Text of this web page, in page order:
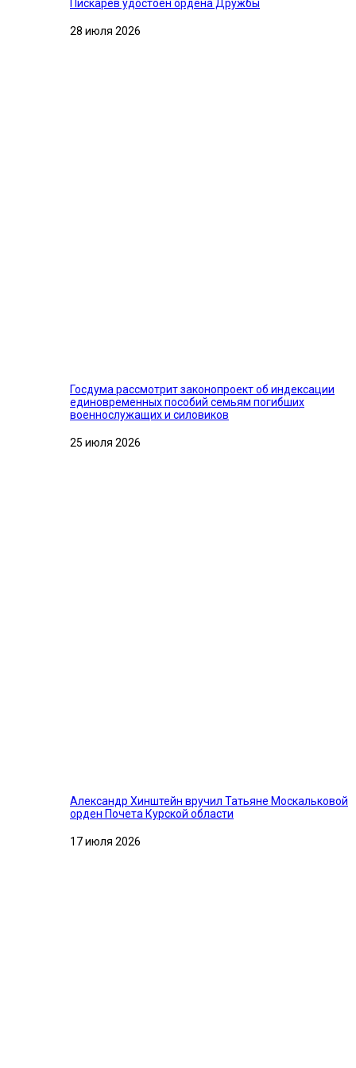
Пискарев удостоен ордена Дружбы
28 июля 2026
Госдума рассмотрит законопроект об индексации
единовременных пособий семьям погибших
военнослужащих и силовиков
25 июля 2026
Александр Хинштейн вручил Татьяне Москальковой
орден Почета Курской области
17 июля 2026